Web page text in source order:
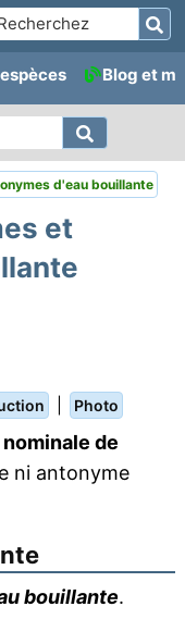
Blog et
d'eau bouillante
et
Photo
de
ni antonyme
bouillante.